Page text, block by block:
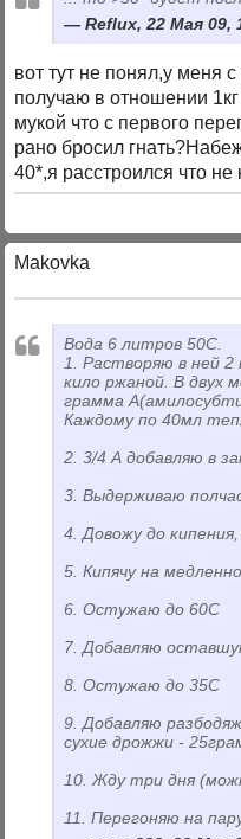
Reflux, 22 Мая 09,
вот тут не понял,у меня
получаю в отношении
мукой что с первого
рано бросил
40*,я расстроился что не
Makovka
Вода 6 литров 50С.
1. Растворяю в ней 2
кило ржаной. В двух
грамма
Каждому по 40мл
2. 3/4 А добавляю в
3. Выдерживаю
4. Довожу до
5. Кипячу на
6. Остужаю до 60С
7. Добавляю
8. Остужаю до 35С
9. Добавляю
сухие дрожжи -
10. Жду три дня
11. Перегоняю на